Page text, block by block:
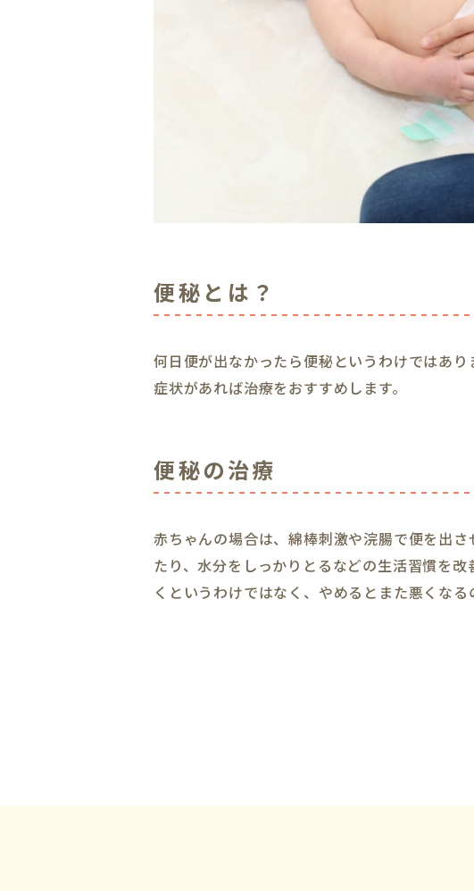
便秘とは？
何日便が出なかったら便秘というわけではあ
症状があれば治療をおすすめします。
便秘の治療
赤ちゃんの場合は、綿棒刺激や浣腸で便を出
たり、水分をしっかりとるなどの生活習慣を
くというわけではなく、やめるとまた悪くな